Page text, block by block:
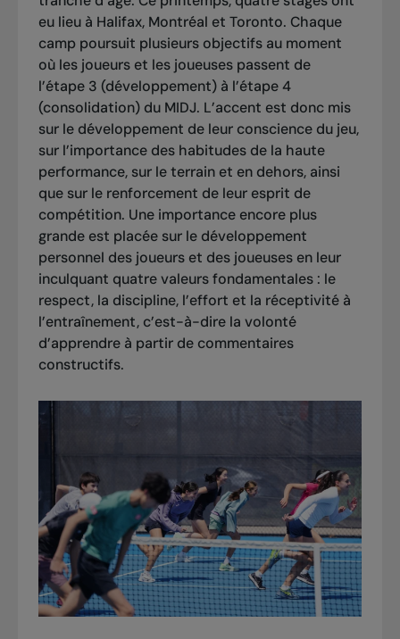
eu lieu à Halifax, Montréal et Toronto. Chaque
camp poursuit plusieurs objectifs au moment
où les joueurs et les joueuses passent de
l’étape 3 (développement) à l’étape 4
(consolidation) du MIDJ. L’accent est donc mis
sur le développement de leur conscience du jeu,
sur l’importance des habitudes de la haute
performance, sur le terrain et en dehors, ainsi
que sur le renforcement de leur esprit de
compétition. Une importance encore plus
grande est placée sur le développement
personnel des joueurs et des joueuses en leur
inculquant quatre valeurs fondamentales : le
respect, la discipline, l’effort et la réceptivité à
l’entraînement, c’est-à-dire la volonté
d’apprendre à partir de commentaires
constructifs.